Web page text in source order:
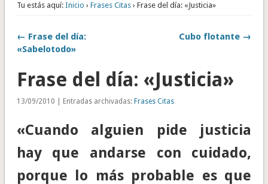
Tu estás aquí: Inicio › Frases Citas› Frase del día: «Justicia»
← Frase del día:
«Sabelotodo»
Cubo flotante →
Frase del día: «Justicia»
13/09/2010 | Entradas archivadas: Frases Citas
«Cuando alguien pide justicia
hay que andarse con cuidado,
porque lo más probable es que